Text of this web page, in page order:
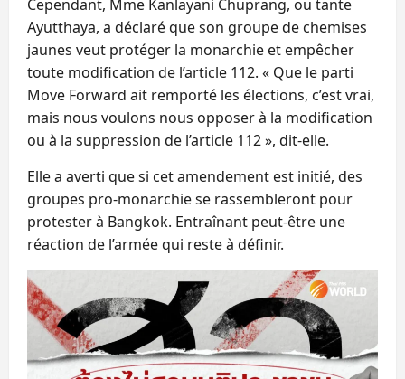
Cependant, Mme Kanlayani Chuprang, ou tante
Ayutthaya, a déclaré que son groupe de chemises
jaunes veut protéger la monarchie et empêcher
toute modification de l’article 112. « Que le parti
Move Forward ait remporté les élections, c’est vrai,
mais nous voulons nous opposer à la modification
ou à la suppression de l’article 112 », dit-elle.
Elle a averti que si cet amendement est initié, des
groupes pro-monarchie se rassembleront pour
protester à Bangkok. Entraînant peut-être une
réaction de l’armée qui reste à définir.